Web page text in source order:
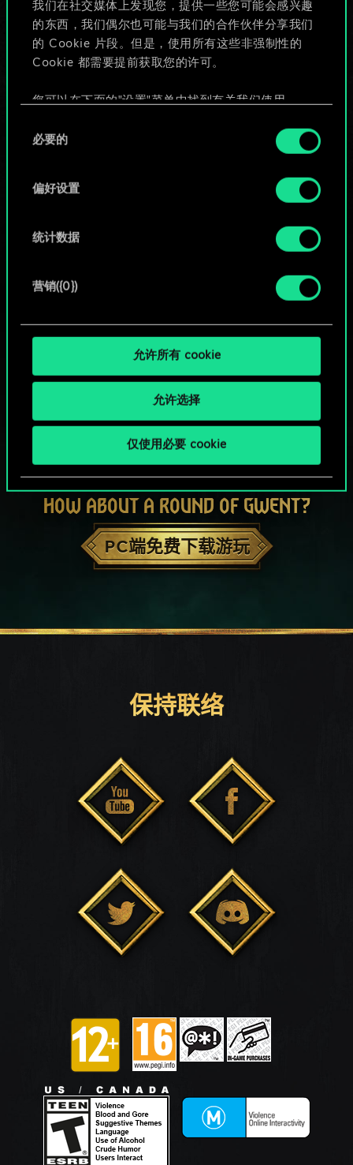
我们在社交媒体上发现您，提供一些您可能会感兴趣
的东西，我们偶尔也可能与我们的合作伙伴分享我们
的 Cookie 片段。但是，使用所有这些非强制性的
Cookie 都需要提前获取您的许可。
您可以在下面的"设置"菜单中找到有关我们使用
好。一旦您了解了其中的内容并准备好继续，请点
必要的
偏好设置
统计数据
营销({0})
允许所有 cookie
允许选择
仅使用必要 cookie
给牌组命名并撰写攻略
编辑牌组
HOW ABOUT A ROUND OF GWENT?
PC端免费下载游玩
保持联络